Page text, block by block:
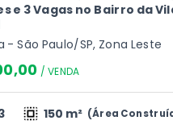
e 3 Vagas no Bairro da
- São Paulo/SP, Zona Leste
/ VENDA
150 m² (Área